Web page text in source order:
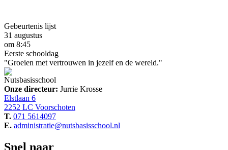
Gebeurtenis lijst
31 augustus
om 8:45
Eerste schooldag
"Groeien met vertrouwen in jezelf en de wereld."
Nutsbasisschool
Onze directeur: Jurrie Krosse
Elstlaan 6
2252 LC Voorschoten
T. 071 5614097
E. administratie@nutsbasisschool.nl
Snel naar